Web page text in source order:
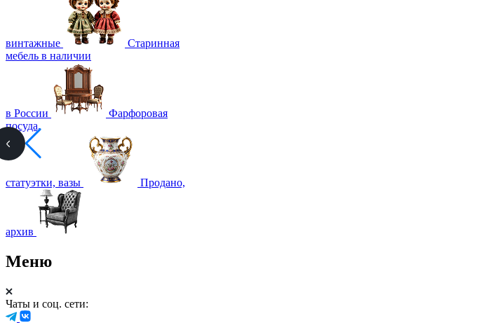
винтажные
Старинная
мебель в наличии
в России
Фарфоровая
посуда,
статуэтки, вазы Продано,
архив
Меню
Чаты и соц. сети: